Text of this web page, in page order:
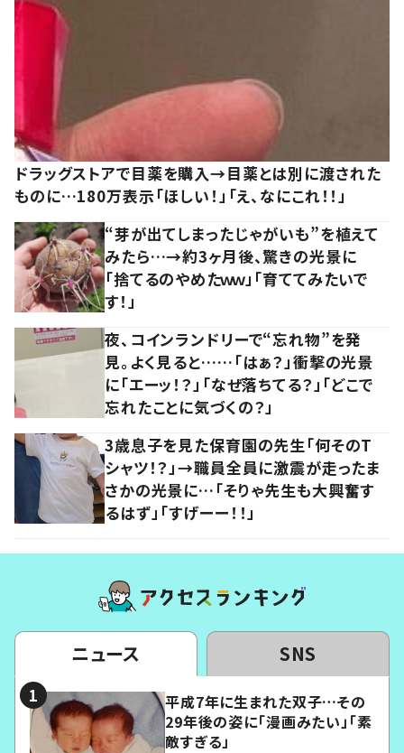
ドラッグストアで目薬を購入→目薬とは別に渡された
ものに…180万表示「ほしい！」「え、なにこれ！！」
“芽が出てしまったじゃがいも”を植えて
みたら…→約3ヶ月後、驚きの光景に
「捨てるのやめたｗｗ」「育ててみたいで
す！」
夜、コインランドリーで“忘れ物”を発
見。よく見ると……「はぁ？」衝撃の光景
に「エーッ！？」「なぜ落ちてる？」「どこで
忘れたことに気づくの？」
3歳息子を見た保育園の先生「何そのT
シャツ！？」→職員全員に激震が走ったま
さかの光景に…「そりゃ先生も大興奮す
るはず」「すげーー！！」
ニュース SNS
平成7年に生まれた双子…その
29年後の姿に「漫画みたい」「素
敵すぎる」